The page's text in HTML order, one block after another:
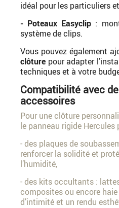
idéal pour les particuliers
- Poteaux Easyclip :
système de clips.
Vous pouvez également
clôture pour adapter
techniques et à votre
Compatibilité avec
accessoires
Pour une clôture
le panneau rigide Hercules
- des plaques de
renforcer la solidité et
l’humidité,
- des kits occultants :
composites ou encore
d’intimité et un rendu